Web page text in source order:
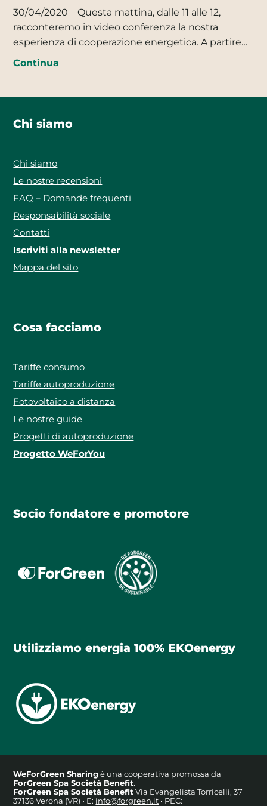
30/04/2020
Questa mattina, dalle 11 alle 12,
racconteremo in video conferenza la nostra
esperienza di cooperazione energetica. A partire…
Continua
Chi siamo
Chi siamo
Le nostre recensioni
FAQ – Domande frequenti
Responsabilità sociale
Contatti
Iscriviti alla newsletter
Mappa del sito
Cosa facciamo
Tariffe consumo
Tariffe autoproduzione
Fotovoltaico a distanza
Le nostre guide
Progetti di autoproduzione
Progetto WeForYou
Socio fondatore e promotore
Utilizziamo energia 100% EKOenergy
WeForGreen Sharingè una cooperativa promossa da
ForGreen Spa Società Benefit.
ForGreen Spa Società Benefit Via Evangelista Torricelli, 37
37136 Verona (VR) • E: info@forgreen.it • PEC: